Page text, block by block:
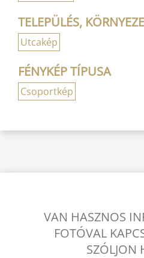
TELEPÜLÉS,
Utcakép
FÉNYKÉP TÍPUSA
Csoportkép
VAN HASZNOS
FOTÓVAL
SZÓLJON